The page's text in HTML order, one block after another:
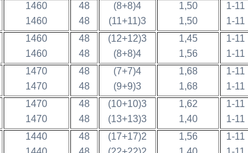
1460
1460
48
48
(8+8)4
(11+11)3
1,50
1,50
1-11
1-11
1460
1460
48
48
(12+12)3
(8+8)4
1,45
1,56
1-11
1-11
1470
1470
48
48
(7+7)4
(9+9)3
1,68
1,68
1-11
1-11
1470
1470
48
48
(10+10)3
(13+13)3
1,62
1,40
1-11
1-11
1440
48
(17+17)2
1,56
1-11